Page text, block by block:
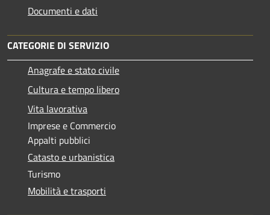
Documenti e dati
CATEGORIE DI SERVIZIO
Anagrafe e stato civile
Cultura e tempo libero
Vita lavorativa
Imprese e Commercio
Appalti pubblici
Catasto e urbanistica
Turismo
Mobilità e trasporti